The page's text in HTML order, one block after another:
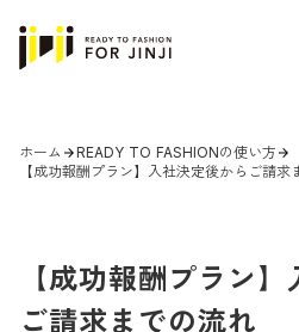
ホーム arrow_forwardREADY TO FASHIONの使い方 arrow_forward
【成功報酬プラン】入社決定後からご請求
【成功報酬プラン
ご請求までの流れ